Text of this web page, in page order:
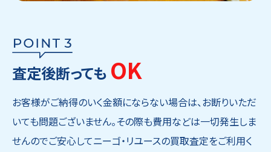
査定後断っても OK
お客様がご納得のいく金額にならない場合は、お断りいただ
いても問題ございません。その際も費用などは一切発生しま
せんのでご安心してニーゴ・リユースの買取査定をご利用く